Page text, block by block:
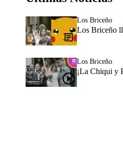
Los Briceño
Los Briceño
Los Briceño
¡La Chiqui y